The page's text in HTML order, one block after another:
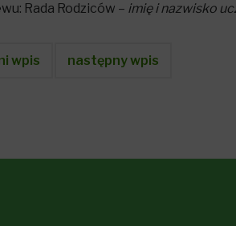
Rada Rodziców – imię i nazwisko
wpis następny wpis